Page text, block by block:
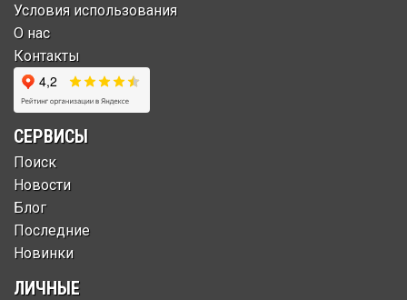
Условия использования
О нас
Контакты
СЕРВИСЫ
Поиск
Новости
Блог
Последние
Новинки
ЛИЧНЫЕ